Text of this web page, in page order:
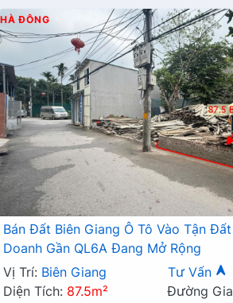
HÀ ĐÔNG
Bán Đất Biên Giang Ô Tô Vào Tận
Doanh Gần QL6A Đang Mở Rộng
Vị Trí: Biên Giang Tư Vấn
Diện Tích: 87.5m²
Đường